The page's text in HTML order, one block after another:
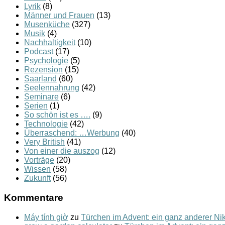
Lyrik (8)
Männer und Frauen (13)
Musenküche (327)
Musik (4)
Nachhaltigkeit(10)
Podcast(17)
Psychologie (5)
Rezension (15)
Saarland (60)
Seelennahrung (42)
Seminare (6)
Serien (1)
So schön ist es …. (9)
Technologie (42)
Überraschend: …Werbung (40)
Very British (41)
Von einer die auszog (12)
Vorträge (20)
Wissen (58)
Zukunft(56)
Kommentare
Máy tính giờ zu Türchen im Advent: ein ganz anderer